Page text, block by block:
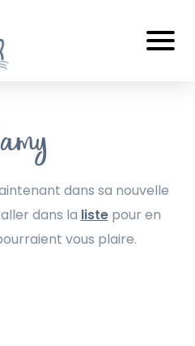
dans sa nouvelle
dans la listepour en
vous plaire.